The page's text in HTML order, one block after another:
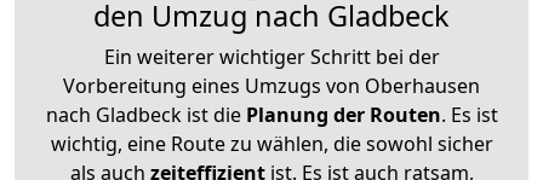
den Umzug nach Gladbeck
Ein weiterer wichtiger Schritt bei der
Vorbereitung eines Umzugs von Oberhausen
nach Gladbeck ist diePlanung der Routen. Es ist
wichtig, eine Route zu wählen, die sowohl sicher
als auch zeiteffizientist. Es ist auch ratsam,